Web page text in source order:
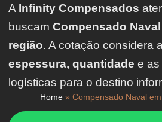
A Infinity Compensados
buscam Compensado
região. A cotação considera a
espessura, quantidade e as
logísticas para o destino
Home» Compensado Naval